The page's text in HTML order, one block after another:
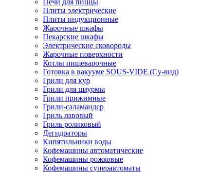
Печи для пиццы
Плиты электрические
Плиты индукционные
Жарочные шкафы
Пекарские шкафы
Электрические сковороды
Жарочные поверхности
Котлы пищеварочные
Готовка в вакууме SOUS-VIDE (Су-вид)
Грили для кур
Грили для шаурмы
Грили прижимные
Грили-саламандер
Гриль лавовый
Гриль роликовый
Дегидраторы
Кипятильники воды
Кофемашины автоматические
Кофемашины рожковые
Кофемашины суперавтоматы